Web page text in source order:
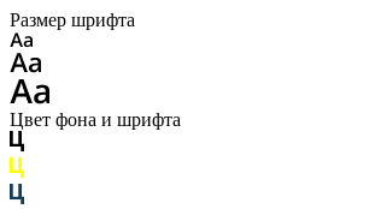
Размер шрифта
Цвет фона и шрифта